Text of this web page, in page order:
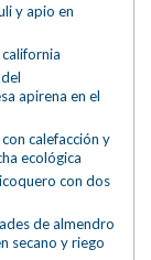
y apio en
apirena en el
calefacción y
ecológica
con dos
de almendro
secano y riego